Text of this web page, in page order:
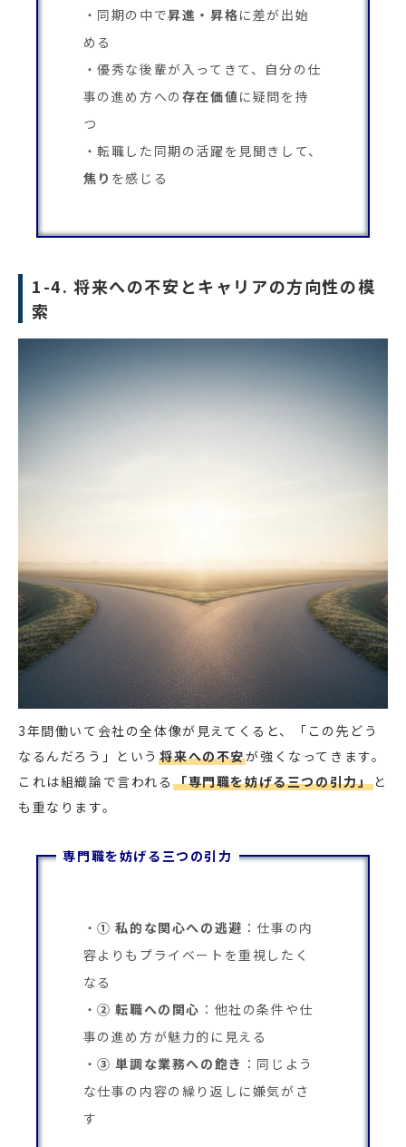
同期の中で昇進・昇格に差が出始
める
優秀な後輩が入ってきて、自分の仕
事の進め方への 存在価値に疑問を持
つ
転職した同期の活躍を見聞きして、
焦り を感じる
1-4. 将来への不安とキャリアの方向性の模
索
3年間働いて会社の全体像が見えてくると、「この先どう
なるんだろう」という 将来への不安が強くなってきます。
これは組織論で言われる 「専門職を妨げる三つの引力」と
も重なります。
専門職を妨げる三つの引力
① 私的な関心への逃避 ：仕事の内
容よりもプライベートを重視したく
なる
② 転職への関心 ：他社の条件や仕
事の進め方が魅力的に見える
③ 単調な業務への飽き ：同じよう
な仕事の内容の繰り返しに嫌気がさ
す